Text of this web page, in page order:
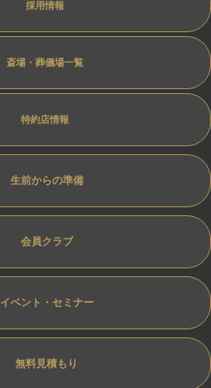
採用情報
斎場・葬儀場一覧
特約店情報
生前からの準備
会員クラブ
イベント・セミナー
無料見積もり